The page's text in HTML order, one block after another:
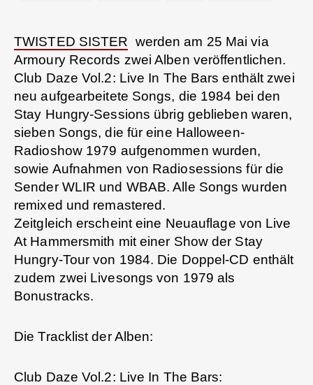
TWISTED SISTER werden am 25 Mai via
Armoury Records zwei Alben veröffentlichen.
Club Daze Vol.2: Live In The Bars enthält zwei
neu aufgearbeitete Songs, die 1984 bei den
Stay Hungry-Sessions übrig geblieben waren,
sieben Songs, die für eine Halloween-
Radioshow 1979 aufgenommen wurden,
sowie Aufnahmen von Radiosessions für die
Sender WLIR und WBAB. Alle Songs wurden
remixed und remastered.
Zeitgleich erscheint eine Neuauflage von Live
At Hammersmith mit einer Show der Stay
Hungry-Tour von 1984. Die Doppel-CD enthält
zudem zwei Livesongs von 1979 als
Bonustracks.
Die Tracklist der Alben:
Club Daze Vol.2: Live In The Bars: